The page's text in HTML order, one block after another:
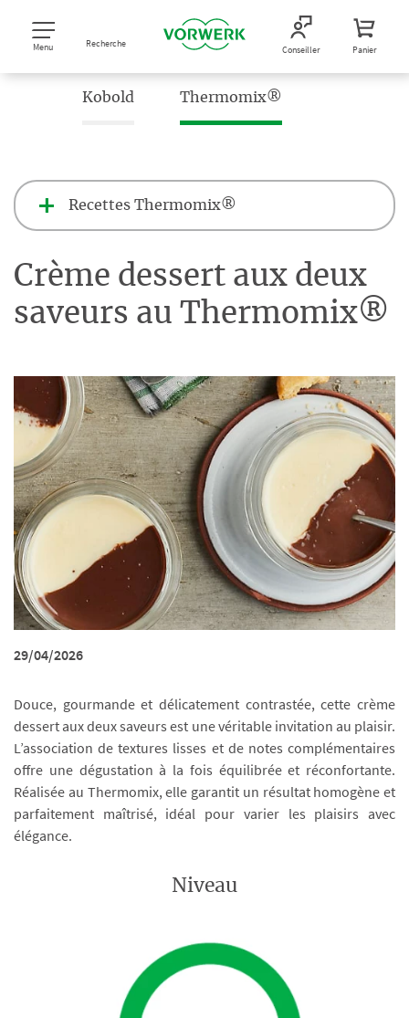
Menu Recherche Conseiller Panier
Kobold Thermomix®
Recettes Thermomix®
Crème dessert aux deux
saveurs au Thermomix®
29/04/2026
Douce, gourmande et délicatement contrastée, cette crème
dessert aux deux saveurs est une véritable invitation au plaisir.
L’association de textures lisses et de notes complémentaires
offre une dégustation à la fois équilibrée et réconfortante.
Réalisée au Thermomix, elle garantit un résultat homogène et
parfaitement maîtrisé, idéal pour varier les plaisirs avec
élégance.
Niveau